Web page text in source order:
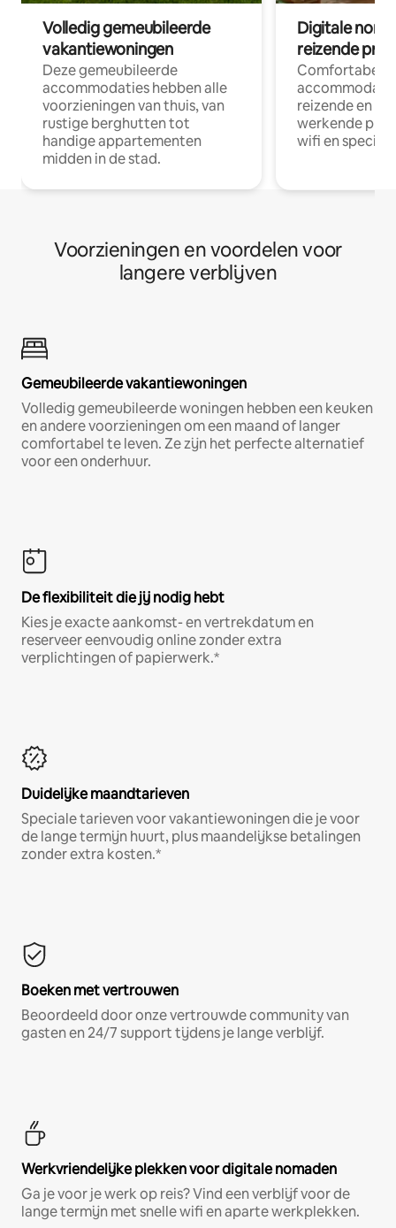
Volledig gemeubileerde
vakantiewoningen
Deze gemeubileerde
accommodaties hebben alle
voorzieningen van thuis, van
rustige berghutten tot
handige appartementen
midden in de stad.
Digitale
reizende
Comfortabele
reizende en
werkende
wifi en
Voorzieningen en voordelen voor
langere verblijven
Gemeubileerde vakantiewoningen
Volledig gemeubileerde woningen hebben een keuken
en andere voorzieningen om een maand of langer
comfortabel te leven. Ze zijn het perfecte alternatief
voor een onderhuur.
De flexibiliteit die jij nodig hebt
Kies je exacte aankomst- en vertrekdatum en
reserveer eenvoudig online zonder extra
verplichtingen of papierwerk.*
Duidelijke maandtarieven
Speciale tarieven voor vakantiewoningen die je voor
de lange termijn huurt, plus maandelijkse betalingen
zonder extra kosten.*
Boeken met vertrouwen
Beoordeeld door onze vertrouwde community van
gasten en 24/7 support tijdens je lange verblijf.
Werkvriendelijke plekken voor digitale nomaden
Ga je voor je werk op reis? Vind een verblijf voor de
lange termijn met snelle wifi en aparte werkplekken.